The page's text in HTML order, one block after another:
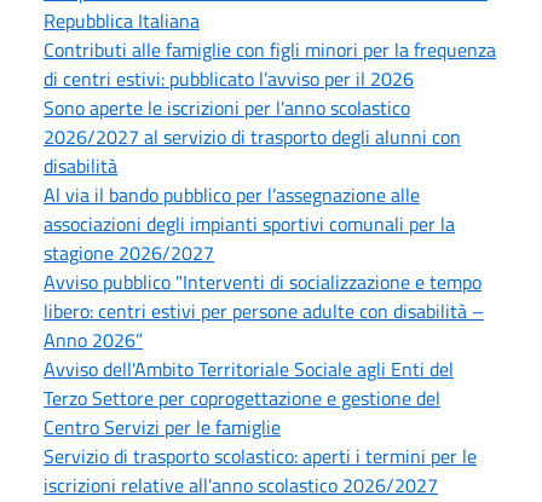
Repubblica Italiana
Contributi alle famiglie con figli minori per la frequenza
di centri estivi: pubblicato l’avviso per il 2026
Sono aperte le iscrizioni per l'anno scolastico
2026/2027 al servizio di trasporto degli alunni con
disabilità
Al via il bando pubblico per l’assegnazione alle
associazioni degli impianti sportivi comunali per la
stagione 2026/2027
Avviso pubblico "Interventi di socializzazione e tempo
libero: centri estivi per persone adulte con disabilità –
Anno 2026”
Avviso dell'Ambito Territoriale Sociale agli Enti del
Terzo Settore per coprogettazione e gestione del
Centro Servizi per le famiglie
Servizio di trasporto scolastico: aperti i termini per le
iscrizioni relative all'anno scolastico 2026/2027